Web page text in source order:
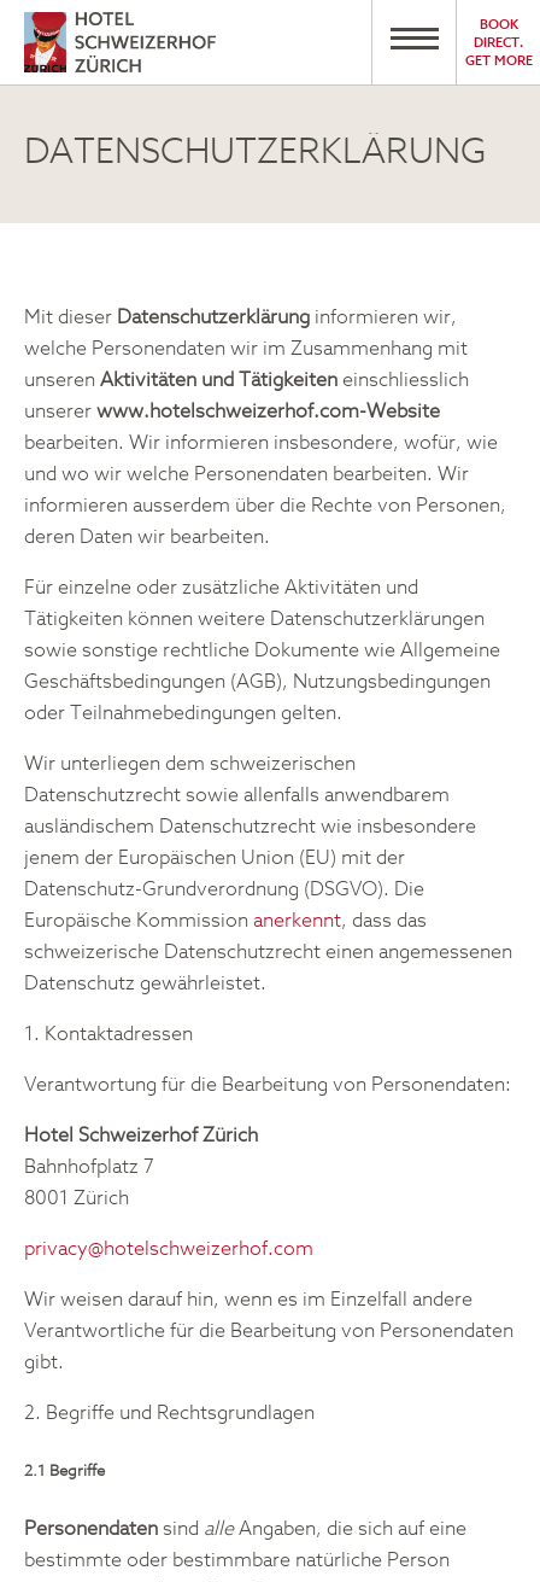
BOOK
DIRECT.
GET MORE
DATENSCHUTZERKLÄRUNG
Mit dieser Datenschutzerklärung informieren wir,
welche Personendaten wir im Zusammenhang mit
unseren Aktivitäten und Tätigkeiten einschliesslich
unserer www.hotelschweizerhof.com-Website
bearbeiten. Wir informieren insbesondere, wofür, wie
und wo wir welche Personendaten bearbeiten. Wir
informieren ausserdem über die Rechte von Personen,
deren Daten wir bearbeiten.
Für einzelne oder zusätzliche Aktivitäten und
Tätigkeiten können weitere Datenschutzerklärungen
sowie sonstige rechtliche Dokumente wie Allgemeine
Geschäftsbedingungen (AGB), Nutzungsbedingungen
oder Teilnahmebedingungen gelten.
Wir unterliegen dem schweizerischen
Datenschutzrecht sowie allenfalls anwendbarem
ausländischem Datenschutzrecht wie insbesondere
jenem der Europäischen Union (EU) mit der
Datenschutz-Grundverordnung (DSGVO). Die
Europäische Kommission anerkennt, dass das
schweizerische Datenschutzrecht einen angemessenen
Datenschutz gewährleistet.
1. Kontaktadressen
Verantwortung für die Bearbeitung von Personendaten:
Hotel Schweizerhof Zürich
Bahnhofplatz 7
8001 Zürich
privacy@hotelschweizerhof.com
Wir weisen darauf hin, wenn es im Einzelfall andere
Verantwortliche für die Bearbeitung von Personendaten
gibt.
2. Begriffe und Rechtsgrundlagen
2.1 Begriffe
Personendaten sind alleAngaben, die sich auf eine
bestimmte oder bestimmbare natürliche Person